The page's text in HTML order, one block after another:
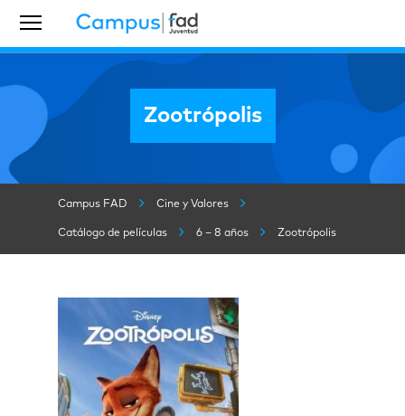
Zootrópolis
Campus FAD Cine y Valores
Catálogo de películas 6 – 8 años Zootrópolis